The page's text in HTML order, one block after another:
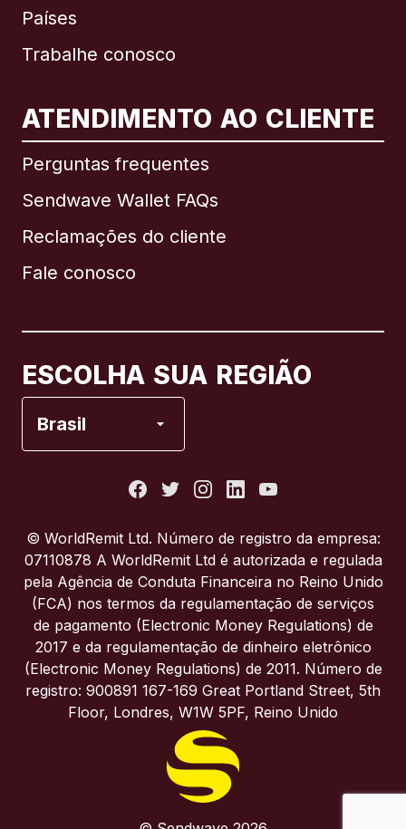
Países
Trabalhe conosco
ATENDIMENTO AO CLIENTE
Perguntas frequentes
Sendwave Wallet FAQs
Reclamações do cliente
Fale conosco
ESCOLHA SUA REGIÃO
Brasil
Internacional English
Brasil
Itália
Portugal
Reino Unido
© WorldRemit Ltd. Número de registro da empresa:
07110878 A WorldRemit Ltd é autorizada e regulada
pela Agência de Conduta Financeira no Reino Unido
(FCA) nos termos da regulamentação de serviços
de pagamento (Electronic Money Regulations) de
2017 e da regulamentação de dinheiro eletrônico
(Electronic Money Regulations) de 2011. Número de
registro: 900891 167-169 Great Portland Street, 5th
Floor, Londres, W1W 5PF, Reino Unido